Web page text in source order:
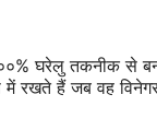
घरेलु तकनीक से
रखते हैं जब वह